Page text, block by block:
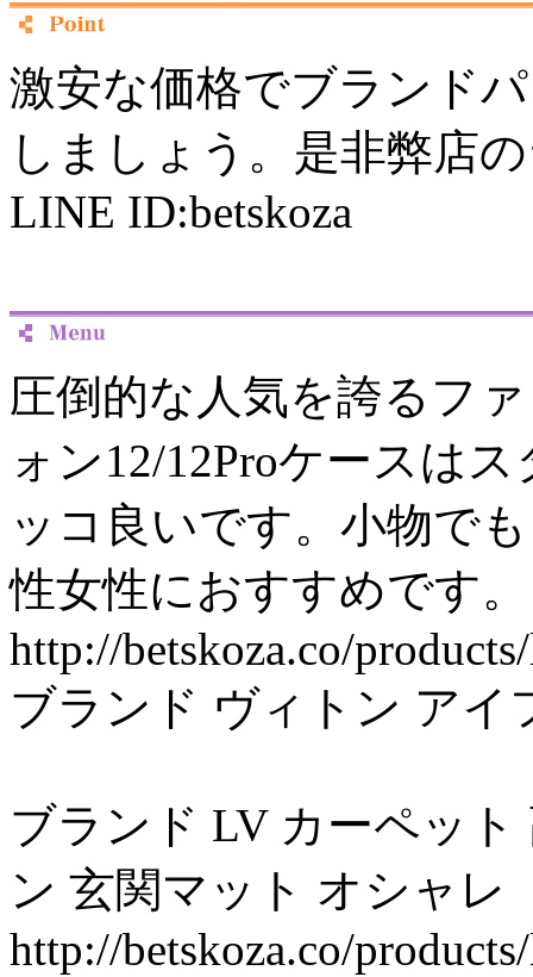
激安な価格でブランド
しましょう。是非弊店
LINE ID:betskoza
圧倒的な人気を誇るフ
ォン12/12Proケースは
ッコ良いです。小物で
性女性におすすめです。
http://betskoza.co/
ブランド ヴィトン アイ
ブランド LV カーペッ
ン 玄関マット オシャレ
http://betskoza.co/